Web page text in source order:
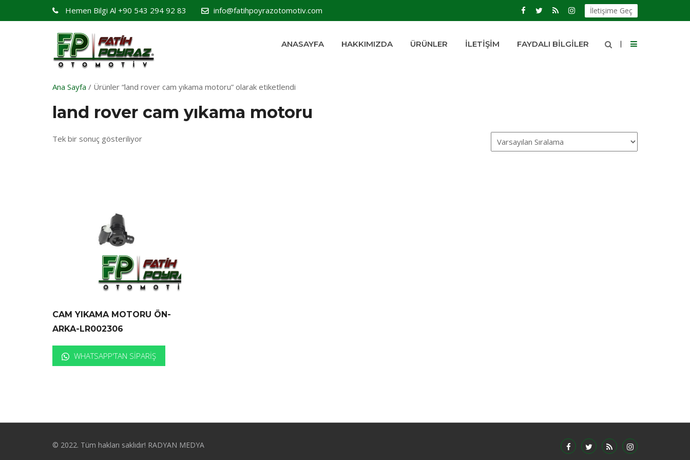
Hemen Bilgi Al +90 543 294 92 83 info@fatihpoyrazotomotiv.com İletişime Geç
ANASAYFA HAKKIMIZDA ÜRÜNLER İLETIŞIM FAYDALI BILGILER
Ana Sayfa / Ürünler “land rover cam yıkama motoru” olarak etiketlendi
land rover cam yıkama motoru
Tek bir sonuç gösteriliyor
CAM YIKAMA MOTORU ÖN-
ARKA-LR002306
WHATSAPP'TAN SIPARIŞ
© 2022. Tüm hakları saklıdır! RADYAN MEDYA